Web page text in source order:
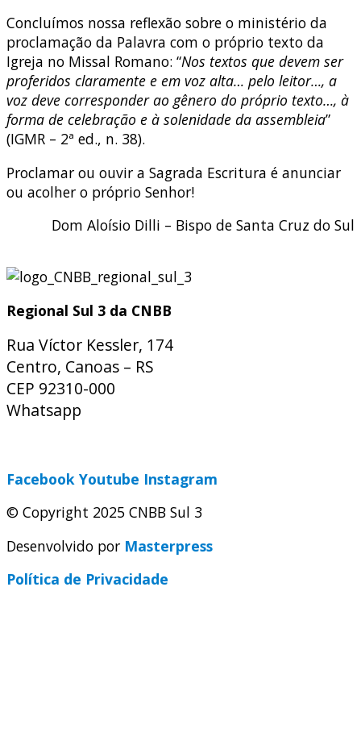
Concluímos nossa reflexão sobre o ministério da
proclamação da Palavra com o próprio texto da
Igreja no Missal Romano: “Nos textos que devem ser
proferidos claramente e em voz alta… pelo leitor…, a
voz deve corresponder ao gênero do próprio texto…, à
forma de celebração e à solenidade da assembleia”
(IGMR – 2ª ed., n. 38).
Proclamar ou ouvir a Sagrada Escritura é anunciar
ou acolher o próprio Senhor!
Dom Aloísio Dilli – Bispo de Santa Cruz do Sul
Regional Sul 3 da CNBB
Rua Víctor Kessler, 174
Centro, Canoas – RS
CEP 92310-000
Whatsapp
Facebook Youtube Instagram
© Copyright 2025 CNBB Sul 3
Desenvolvido por Masterpress
Política de Privacidade